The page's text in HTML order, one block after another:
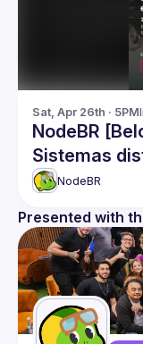
Sat, Apr 26th · 5PM
NodeBR
Sistemas
na prática
NodeBR
Presented with